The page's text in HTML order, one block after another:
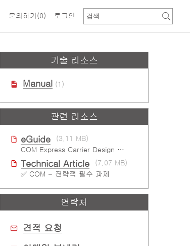
문의하기 (0) 로그인
기술 리소스
Manual (1)
관련 리소스
eGuide
(3.11 MB)
COM Express Carrier Design Guide Rev. 2.0
Technical Article
(7.07 MB)
✅ COM - 전략적 필수 과제
연락처
견적 요청